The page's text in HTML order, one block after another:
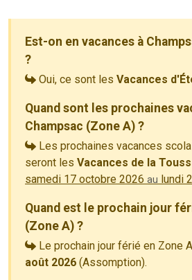
Est-on en vacances à
?
Oui, ce sont les Vacances
Quand sont les prochaines
Champsac (Zone A) ?
Les prochaines vacances
seront les Vacances de la
samedi 17 octobre 2026 au lundi
Quand est le prochain jour
(Zone A) ?
Le prochain jour férié en Zone
août 2026 (Assomption).